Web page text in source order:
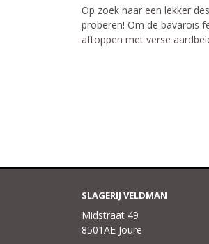
Op zoek naar een lekker
proberen! Om de bavarois
aftoppen met verse
SLAGERIJ VELDMAN
Midstraat 49
8501AE Joure